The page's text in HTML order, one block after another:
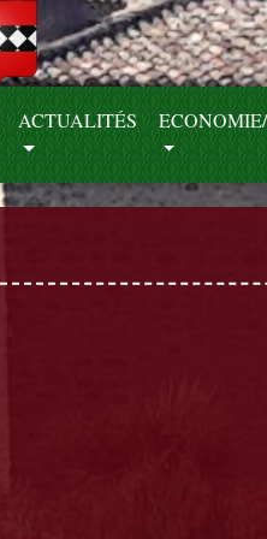
ACTUALITÉS